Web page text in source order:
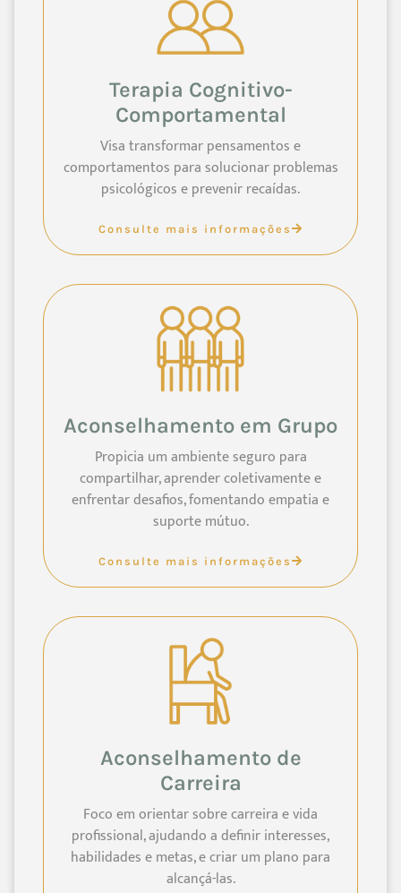
Terapia Cognitivo-
Comportamental
Visa transformar pensamentos e
comportamentos para solucionar problemas
psicológicos e prevenir recaídas.
Consulte mais informações
Aconselhamento em Grupo
Propicia um ambiente seguro para
compartilhar, aprender coletivamente e
enfrentar desafios, fomentando empatia e
suporte mútuo.
Consulte mais informações
Aconselhamento de
Carreira
Foco em orientar sobre carreira e vida
profissional, ajudando a definir interesses,
habilidades e metas, e criar um plano para
alcançá-las.